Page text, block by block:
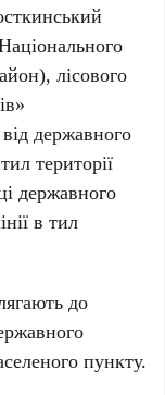
лісового
державного
території
державного
в тил
до
пункту.